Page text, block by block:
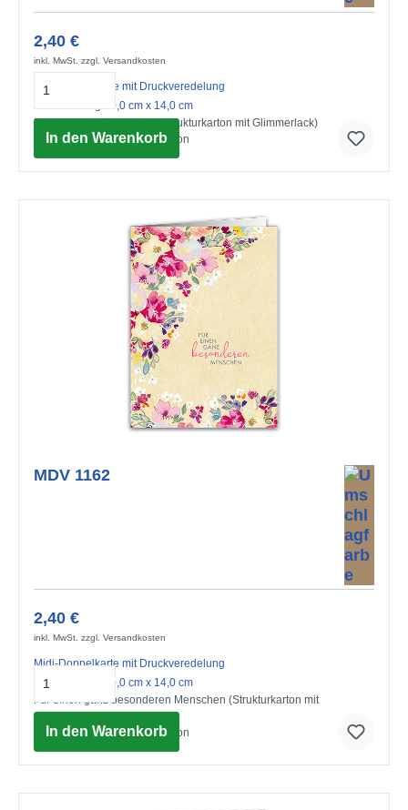
2,40 €
inkl. MwSt. zzgl. Versandkosten
Midi-Doppelkarte mit Druckveredelung
mit Umschlag 10,0 cm x 14,0 cm
Herzlichen Glückwunsch (Strukturkarton mit Glimmerlack)
© Advocate Art / Victoria Nelson
In den Warenkorb
MDV 1162
2,40 €
inkl. MwSt. zzgl. Versandkosten
Midi-Doppelkarte mit Druckveredelung
mit Umschlag 10,0 cm x 14,0 cm
Für einen ganz besonderen Menschen (Strukturkarton mit
Glimmerlack)
© Advocate Art / Victoria Nelson
In den Warenkorb